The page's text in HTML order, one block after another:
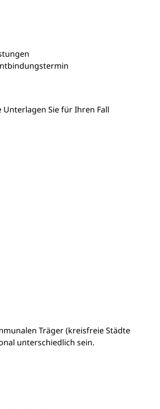
Unterlagen Sie für Ihren Fall
Träger (kreisfreie Städte
unterschiedlich sein.